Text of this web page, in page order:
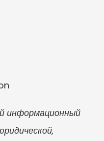
информационный